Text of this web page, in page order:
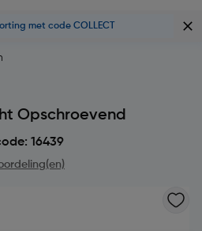
met code COLLECT
Opschroevend
16439